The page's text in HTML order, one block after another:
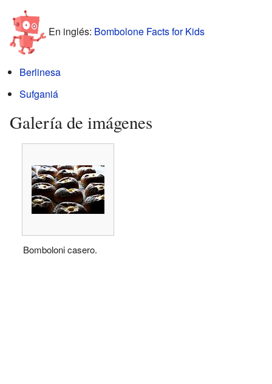
En inglés: Bombolone Facts for Kids
Berlinesa
Sufganiá
Galería de imágenes
Bomboloni casero.